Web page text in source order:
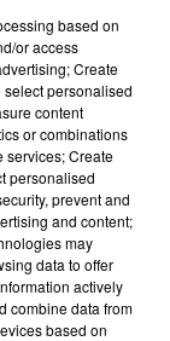
based on
or access
Create
personalised
content
or combinations
services; Create
personalised
prevent and
and content;
may
data to offer
actively
combine data from
based on